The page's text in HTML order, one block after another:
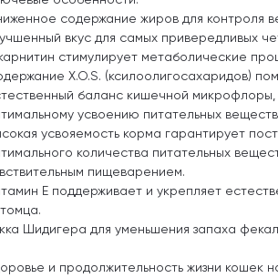
содержание жиров для контроля
вкус для самых привередливых
стимулирует метаболические
X.O.S. (ксилоолигосахаридов)
баланс кишечной микрофлоры,
усвоению питательных
усвояемость корма гарантирует
количества питательных
пищеварением.
Е поддерживает и укрепляет
Шидигера для уменьшения запаха
и продолжительность жизни кошек